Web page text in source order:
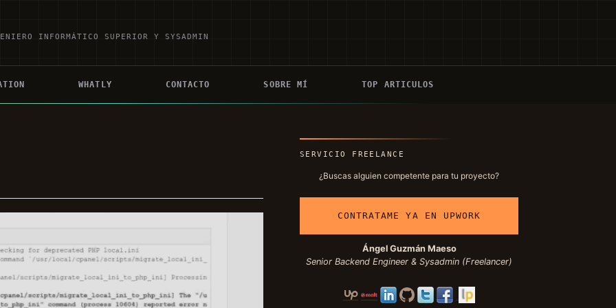
INFORMÁTICO SUPERIOR Y SYSADMIN
WHATLY CONTACTO SOBRE MÍ TOP ARTICULOS
SERVICIO FREELANCE
¿Buscas alguien competente para tu proyecto?
CONTRATAME YA EN UPWORK
Ángel Guzmán Maeso
Senior Backend Engineer & Sysadmin (Freelancer)